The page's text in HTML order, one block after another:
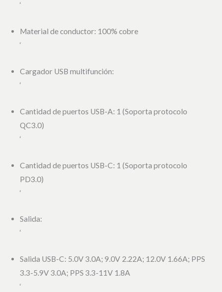
‘
Material de conductor: 100% cobre
‘
Cargador USB multifunción:
‘
Cantidad de puertos USB-A: 1 (Soporta protocolo
QC3.0)
‘
Cantidad de puertos USB-C: 1 (Soporta protocolo
PD3.0)
‘
Salida:
‘
Salida USB-C: 5.0V 3.0A; 9.0V 2.22A; 12.0V 1.66A; PPS
3.3-5.9V 3.0A; PPS 3.3-11V 1.8A
‘